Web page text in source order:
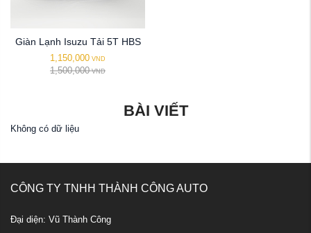
Giàn Lạnh Isuzu Tải 5T HBS
1,150,000 VND
1,500,000 VND
BÀI VIẾT
Không có dữ liệu
CÔNG TY TNHH THÀNH CÔNG AUTO
Đại diện: Vũ Thành Công